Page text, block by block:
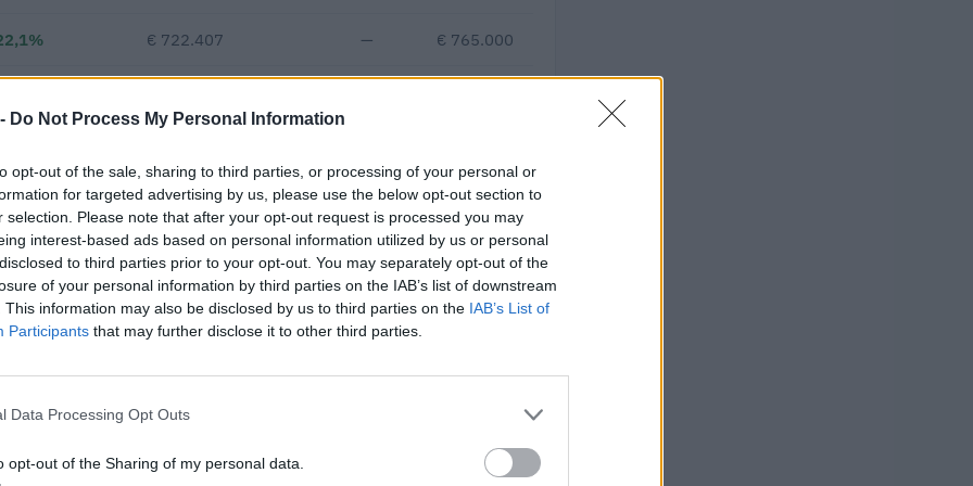
Do Not Process My Personal Information
opt-out of the sale, sharing to third parties, or processing of your personal or
for targeted advertising by us, please use the below opt-out section to
selection. Please note that after your opt-out request is processed you may
interest-based ads based on personal information utilized by us or personal
to third parties prior to your opt-out. You may separately opt-out of the
of your personal information by third parties on the IAB’s list of downstream
This information may also be disclosed by us to third parties on the IAB’s List of
Participants that may further disclose it to other third parties.
Data Processing Opt Outs
opt-out of the Sharing of my personal data.
€ 722.407 — € 765.000
€ 437.083
Fatturato per dipendente
per un importo complessivo di 48.682 euro (dati 2024–2025).
IMPORTO AGGIUDICATO
9.182 euro